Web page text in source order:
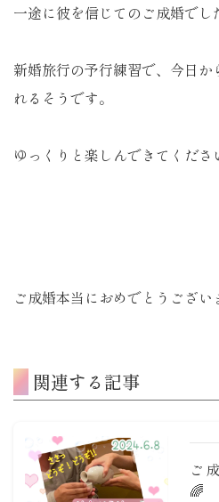
一途に彼を信じてのご成婚でし
新婚旅行の予行練習で、今日
れるそうです。
ゆっくりと楽しんできてくだ
ご成婚本当におめでとうござい
関連する記事
ご
🌈